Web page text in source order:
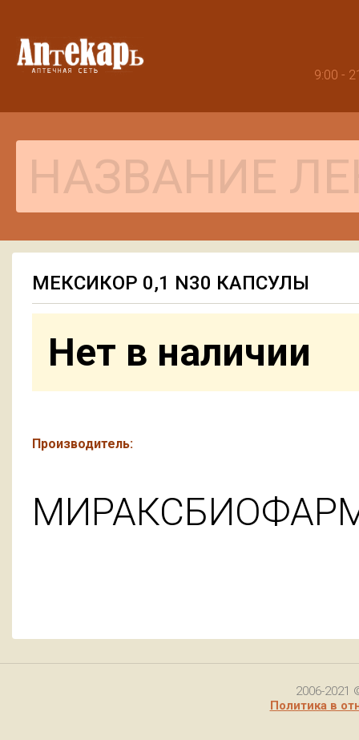
9:00 -
МЕКСИКОР 0,1 N30 КАПСУЛЫ
Нет в наличии
Производитель:
2006-2021
Политика в